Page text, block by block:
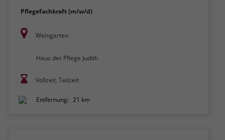
Pflegefachkraft (m/w/d)
Weingarten
Haus der Pflege Judith
Vollzeit, Teilzeit
Entfernung: 21 km